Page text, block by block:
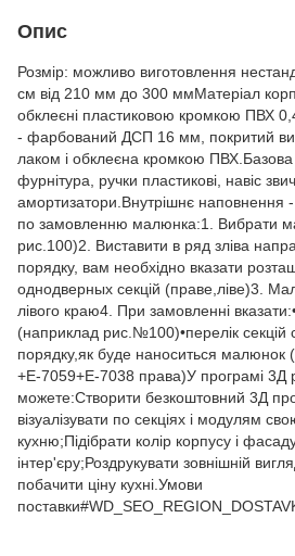
Опис
Розмір: можливо виготовлення
см від 210 мм до 300 ммМатеріал
обклеєні пластиковою кромкою ПВХ
- фарбований ДСП 16 мм, покритий
лаком і обклеєна кромкою ПВХ.Базова
фурнітура, ручки пластикові, навіс
амортизатори.Внутрішнє наповнення -
по замовленню малюнка:1. Вибрати
рис.100)2. Виставити в ряд зліва
порядку, вам необхідно вказати
однодверных секцій (праве,ліве)3.
лівого краю4. При замовленні
(наприклад рис.№100)•перелік секцій
порядку,як буде наноситься малюнок
+Е-7059+Е-7038 права)У програмі 3Д
можете:Створити безкоштовний 3Д
візуалізувати по секціях і модулям
кухню;Підібрати колір корпусу і
інтер'єру;Роздрукувати зовнішній
побачити ціну кухні.Умови